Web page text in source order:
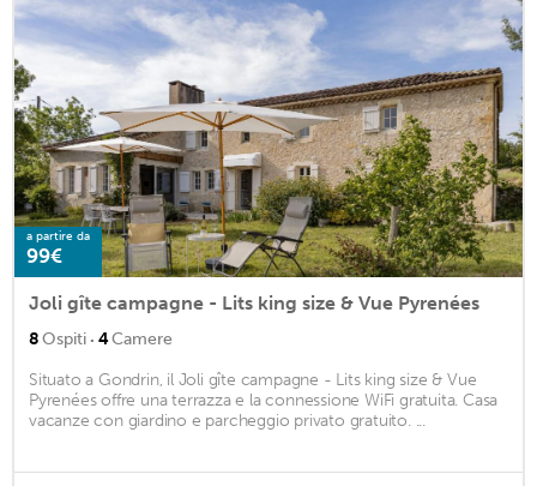
a partire da
99€
Joli gîte campagne - Lits king size & Vue Pyrenées
8Ospiti · 4Camere
Situato a Gondrin, il Joli gîte campagne - Lits king size & Vue
Pyrenées offre una terrazza e la connessione WiFi gratuita. Casa
vacanze con giardino e parcheggio privato gratuito. ...